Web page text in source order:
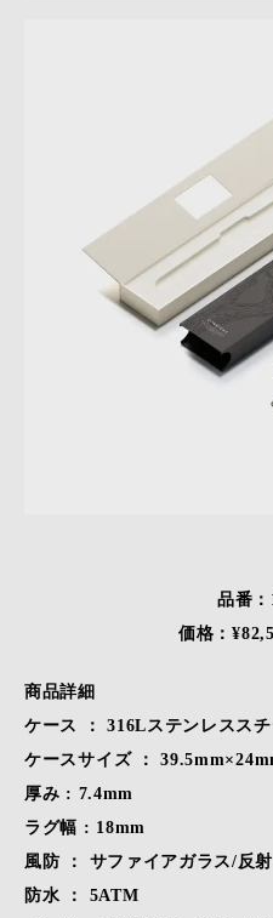
品番：
価格：
商品詳細
ケース ： 316Lステンレスス
ケースサイズ ：
厚み : 7.4mm
ラグ幅 : 18mm
風防 ： サファイアガラス/反
防水 ： 5ATM